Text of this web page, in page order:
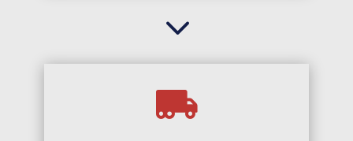
3
